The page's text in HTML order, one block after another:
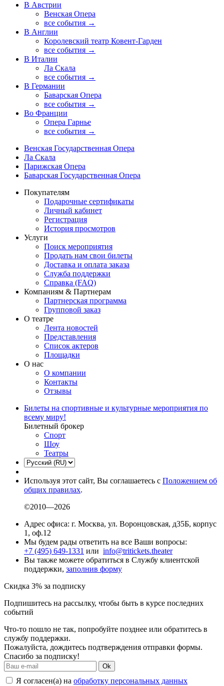
В Австрии
Венская Опера
все события →
В Англии
Королевский театр Ковент-Гарден
все события →
В Италии
Ла Скала
все события →
В Германии
Баварская Опера
все события →
Во Франции
Опера Гарнье
все события →
Венская Государственная Опера
Ла Скала
Парижская Опера
Баварская Государственная Опера
Покупателям
Подарочные сертификаты
Личный кабинет
Регистрация
История просмотров
Услуги
Поиск мероприятия
Продать нам свои билеты
Доставка и оплата заказа
Служба поддержки
Справка (FAQ)
Компаниям & Партнерам
Партнерская программа
Групповой заказ
О театре
Лента новостей
Представления
Список актеров
Площадки
О нас
О компании
Контакты
Отзывы
Билеты на спортивные и культурные мероприятия по
всему миру!
Билетный брокер
Спорт
Шоу
Театры
Используя этот сайт, Вы соглашаетесь с Положением об
общих правилах.
©2010—2026
Адрес офиса: г. Москва, ул. Воронцовская, д35Б, корпус
1, оф.12
Мы будем рады ответить на все Ваши вопросы:
+7 (495) 649-1331 или info@tritickets.theater
Вы также можете обратиться в Службу клиентской
поддержки, заполнив форму
Скидка 3% за подписку
Подпишитесь на рассылку, чтобы быть в курсе последних
событий
Что-то пошло не так, попробуйте позднее или обратитесь в
службу поддержки.
Пожалуйста, дождитесь подтверждения отправки формы.
Спасибо за подписку!
Ok
Я согласен(а) на обработку персональных данных